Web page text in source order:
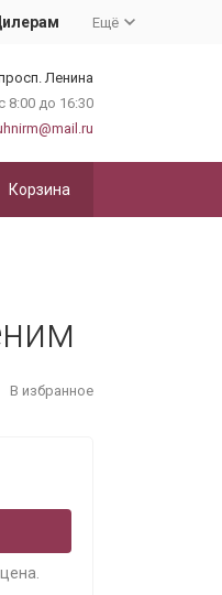
Ещё
Ленина
8:00 до 16:30
Корзина
В избранное